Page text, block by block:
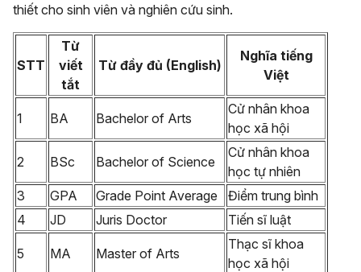
thiết cho sinh viên và nghiên cứu sinh.
STT
Từ
viết
tắt
Từ đầy đủ (English)
Nghĩa tiếng
Việt
1 BA Bachelor of Arts
Cử nhân khoa
học xã hội
2 BSc Bachelor of Science
Cử nhân khoa
học tự nhiên
3
GPA Grade Point Average
Điểm trung bình
4
JD Juris Doctor Tiến sĩ luật
5 MA Master of Arts
Thạc sĩ khoa
học xã hội